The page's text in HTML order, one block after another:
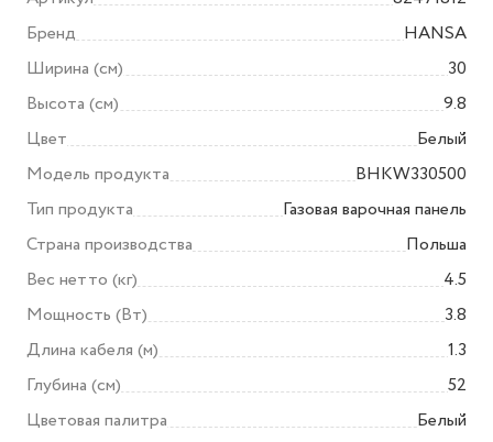
Бренд
HANSA
Ширина (см)
30
Высота (см)
9.8
Цвет
Белый
Модель продукта
BHKW330500
Тип продукта
Газовая варочная панель
Страна производства
Польша
Вес нетто (кг)
4.5
Мощность (Вт)
3.8
Длина кабеля (м)
1.3
Глубина (см)
52
Цветовая палитра
Белый